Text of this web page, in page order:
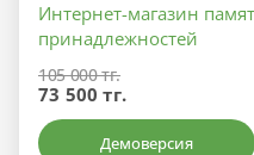
Интернет-магазин
принадлежностей
105 000 тг.
73 500 тг.
Демоверсия